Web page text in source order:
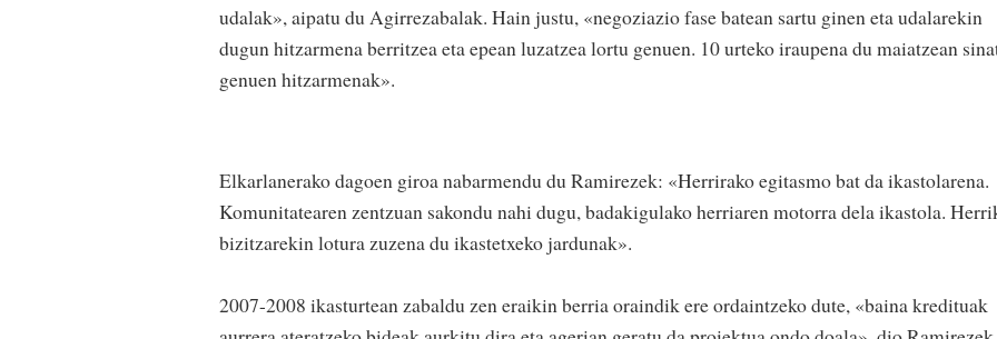
udalak», aipatu du Agirrezabalak. Hain justu, «negoziazio fase batean sartu ginen eta udalarekin
dugun hitzarmena berritzea eta epean luzatzea lortu genuen. 10 urteko iraupena du maiatzean
genuen hitzarmenak».
Elkarlanerako dagoen giroa nabarmendu du Ramirezek: «Herrirako egitasmo bat da ikastolarena.
Komunitatearen zentzuan sakondu nahi dugu, badakigulako herriaren motorra dela ikastola.
bizitzarekin lotura zuzena du ikastetxeko jardunak».
2007-2008 ikasturtean zabaldu zen eraikin berria oraindik ere ordaintzeko dute, «baina kredituak